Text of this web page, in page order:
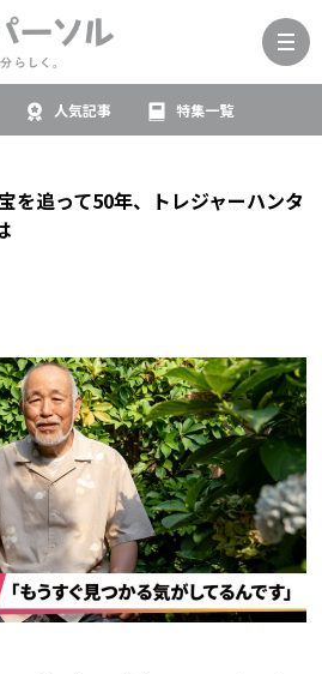
人気記事 特集一覧
を追って50年、トレジャーハンタ